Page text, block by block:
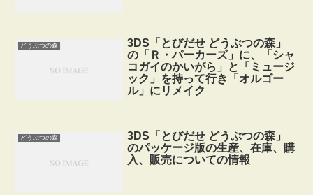
どうぶつの森
3DS「とびだせ どうぶつの森」
の「Ｒ・パーカーズ」に、「シャ
コガイのかいがら」と「ミュージ
ック」を持って行き「オルゴー
ル」にリメイク
どうぶつの森
3DS「とびだせ どうぶつの森」
のパッケージ版の生産、在庫、購
入、販売についての情報